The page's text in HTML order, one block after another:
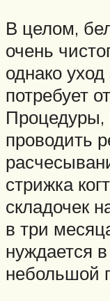
В целом,
очень
однако
потребует
Процедуры,
проводить
стрижка
складочек
в три
нуждается
небольшой